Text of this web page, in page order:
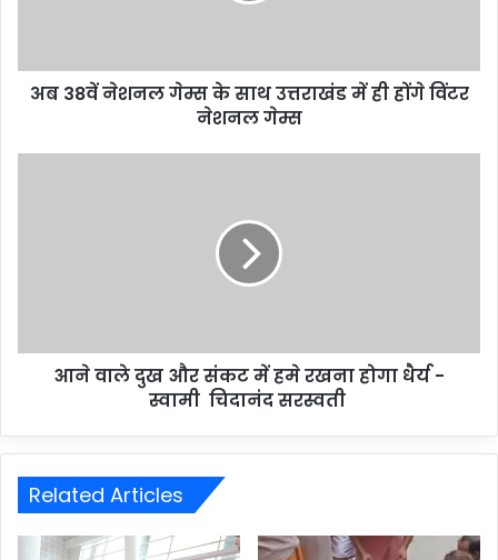
अब 38वें नेशनल गेम्स के साथ उत्तराखंड में ही होंगे विंटर
नेशनल गेम्स
आने वाले दुख और संकट में हमे रखना होगा धैर्य -
स्वामी चिदानंद सरस्वती
Related Articles